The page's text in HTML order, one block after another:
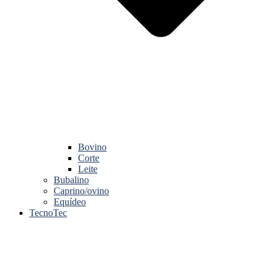
Bovino
Corte
Leite
Bubalino
Caprino/ovino
Equídeo
TecnoTec